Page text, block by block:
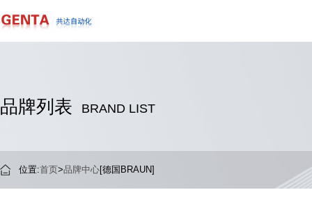
品牌列表 BRAND LIST
位置:首页>品牌中心[德国BRAUN]